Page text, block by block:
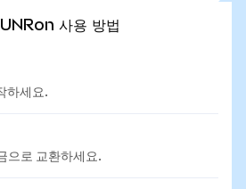
사용 방법
하세요.
으로 교환하세요.